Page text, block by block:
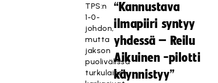
TPS:n
1-0-
johdon,
mutta
jakson
puolivälissä
turkulaiset
“Kannustava
ilmapiiri syntyy
yhdessä – Reilu
Aikuinen -pilotti
käynnistyy”